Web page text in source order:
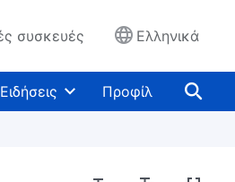
συσκευές Ελληνικά
Ειδήσεις Προφίλ